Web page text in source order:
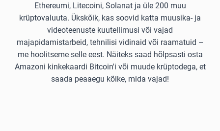
Ethereumi, Litecoini, Solanat ja üle 200 muu
krüptovaluuta. Ükskõik, kas soovid katta muusika- ja
videoteenuste kuutellimusi või vajad
majapidamistarbeid, tehnilisi vidinaid või raamatuid –
me hoolitseme selle eest. Näiteks saad hõlpsasti osta
Amazoni kinkekaardi Bitcoin'i või muude krüptodega, et
saada peaaegu kõike, mida vajad!